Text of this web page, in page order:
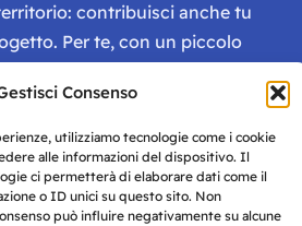
Consenso
utilizziamo tecnologie come i cookie
alle informazioni del dispositivo. Il
ci permetterà di elaborare dati come il
o ID unici su questo sito. Non
può influire negativamente su alcune
contribuisci anche tu
Per te, con un piccolo
libri e magazine gratis